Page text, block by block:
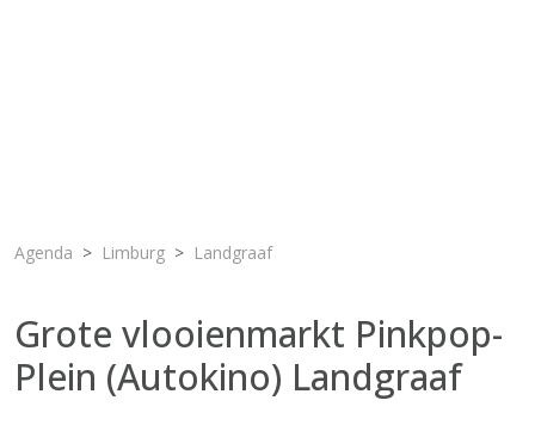
Agenda Limburg Landgraaf
Grote vlooienmarkt Pinkpop-
Plein (Autokino) Landgraaf